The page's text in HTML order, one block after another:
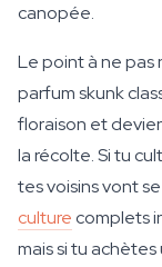
canopée.
Le point à ne pas
parfum skunk
floraison et
la récolte. Si tu
tes voisins vont
culture complets
mais si tu